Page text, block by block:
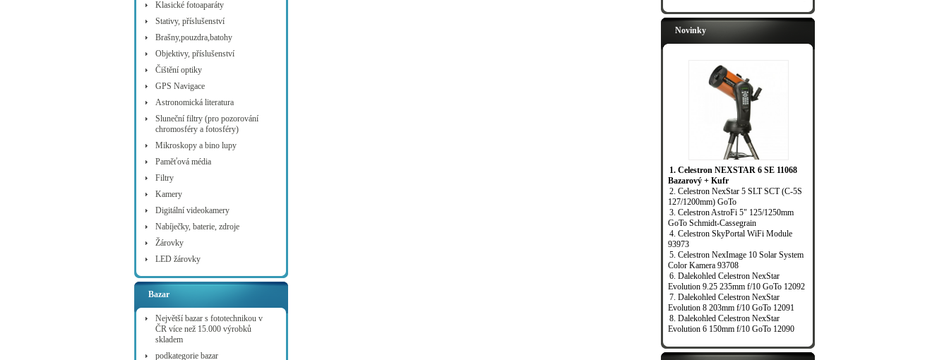
Klasické fotoaparáty
Stativy, příslušenství
Brašny,pouzdra,batohy
Objektivy, příslušenství
Čištění optiky
GPS Navigace
Astronomická literatura
Sluneční filtry (pro pozorování
chromosféry a fotosféry)
Mikroskopy a bino lupy
Paměťová média
Filtry
Kamery
Digitální videokamery
Nabíječky, baterie, zdroje
Žárovky
LED žárovky
Bazar
Největší bazar s fototechnikou v
ČR více než 15.000 výrobků
skladem
podkategorie bazar
Novinky
1. Celestron NEXSTAR 6 SE 11068
Bazarový + Kufr
2. Celestron NexStar 5 SLT SCT (C-5S
127/1200mm) GoTo
3. Celestron AstroFi 5" 125/1250mm
GoTo Schmidt-Cassegrain
4. Celestron SkyPortal WiFi Module
93973
5. Celestron NexImage 10 Solar System
Color Kamera 93708
6. Dalekohled Celestron NexStar
Evolution 9.25 235mm f/10 GoTo 12092
7. Dalekohled Celestron NexStar
Evolution 8 203mm f/10 GoTo 12091
8. Dalekohled Celestron NexStar
Evolution 6 150mm f/10 GoTo 12090